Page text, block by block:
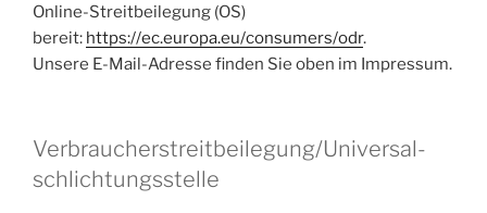
Online-Streitbeilegung (OS)
bereit: https://ec.europa.eu/consumers/odr.
Unsere E-Mail-Adresse finden Sie oben im Impressum.
Verbraucher­streit­beilegung/Universal­
schlichtungs­stelle